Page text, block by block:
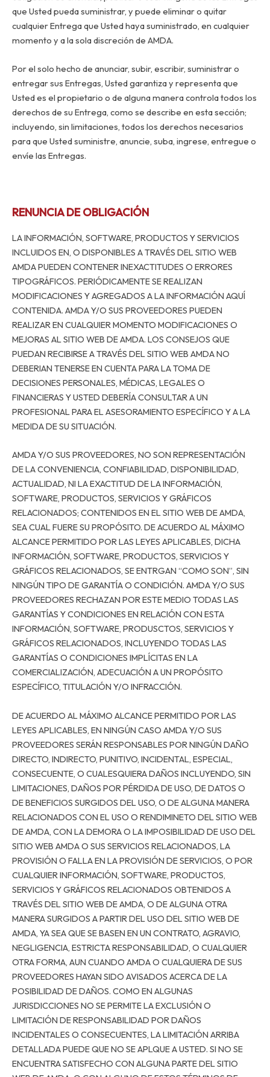
que Usted pueda suministrar, y puede eliminar o quitar
cualquier Entrega que Usted haya suministrado, en cualquier
momento y a la sola discreción de AMDA.
Por el solo hecho de anunciar, subir, escribir, suministrar o
entregar sus Entregas, Usted garantiza y representa que
Usted es el propietario o de alguna manera controla todos los
derechos de su Entrega, como se describe en esta sección;
incluyendo, sin limitaciones, todos los derechos necesarios
para que Usted suministre, anuncie, suba, ingrese, entregue o
envíe las Entregas.
RENUNCIA DE OBLIGACIÓN
LA INFORMACIÓN, SOFTWARE, PRODUCTOS Y SERVICIOS
INCLUIDOS EN, O DISPONIBLES A TRAVÉS DEL SITIO WEB
AMDA PUEDEN CONTENER INEXACTITUDES O ERRORES
TIPOGRÁFICOS. PERIÓDICAMENTE SE REALIZAN
MODIFICACIONES Y AGREGADOS A LA INFORMACIÓN AQUÍ
CONTENIDA. AMDA Y/O SUS PROVEEDORES PUEDEN
REALIZAR EN CUALQUIER MOMENTO MODIFICACIONES O
MEJORAS AL SITIO WEB DE AMDA. LOS CONSEJOS QUE
PUEDAN RECIBIRSE A TRAVÉS DEL SITIO WEB AMDA NO
DEBERIAN TENERSE EN CUENTA PARA LA TOMA DE
DECISIONES PERSONALES, MÉDICAS, LEGALES O
FINANCIERAS Y USTED DEBERÍA CONSULTAR A UN
PROFESIONAL PARA EL ASESORAMIENTO ESPECÍFICO Y A LA
MEDIDA DE SU SITUACIÓN.
AMDA Y/O SUS PROVEEDORES, NO SON REPRESENTACIÓN
DE LA CONVENIENCIA, CONFIABILIDAD, DISPONIBILIDAD,
ACTUALIDAD, NI LA EXACTITUD DE LA INFORMACIÓN,
SOFTWARE, PRODUCTOS, SERVICIOS Y GRÁFICOS
RELACIONADOS; CONTENIDOS EN EL SITIO WEB DE AMDA,
SEA CUAL FUERE SU PROPÓSITO. DE ACUERDO AL MÁXIMO
ALCANCE PERMITIDO POR LAS LEYES APLICABLES, DICHA
INFORMACIÓN, SOFTWARE, PRODUCTOS, SERVICIOS Y
GRÁFICOS RELACIONADOS, SE ENTRGAN “COMO SON”, SIN
NINGÚN TIPO DE GARANTÍA O CONDICIÓN. AMDA Y/O SUS
PROVEEDORES RECHAZAN POR ESTE MEDIO TODAS LAS
GARANTÍAS Y CONDICIONES EN RELACIÓN CON ESTA
INFORMACIÓN, SOFTWARE, PRODUSCTOS, SERVICIOS Y
GRÁFICOS RELACIONADOS, INCLUYENDO TODAS LAS
GARANTÍAS O CONDICIONES IMPLÍCITAS EN LA
COMERCIALIZACIÓN, ADECUACIÓN A UN PROPÓSITO
ESPECÍFICO, TITULACIÓN Y/O INFRACCIÓN.
DE ACUERDO AL MÁXIMO ALCANCE PERMITIDO POR LAS
LEYES APLICABLES, EN NINGÚN CASO AMDA Y/O SUS
PROVEEDORES SERÁN RESPONSABLES POR NINGÚN DAÑO
DIRECTO, INDIRECTO, PUNITIVO, INCIDENTAL, ESPECIAL,
CONSECUENTE, O CUALESQUIERA DAÑOS INCLUYENDO, SIN
LIMITACIONES, DAÑOS POR PÉRDIDA DE USO, DE DATOS O
DE BENEFICIOS SURGIDOS DEL USO, O DE ALGUNA MANERA
RELACIONADOS CON EL USO O RENDIMINETO DEL SITIO WEB
DE AMDA, CON LA DEMORA O LA IMPOSIBILIDAD DE USO DEL
SITIO WEB AMDA O SUS SERVICIOS RELACIONADOS, LA
PROVISIÓN O FALLA EN LA PROVISIÓN DE SERVICIOS, O POR
CUALQUIER INFORMACIÓN, SOFTWARE, PRODUCTOS,
SERVICIOS Y GRÁFICOS RELACIONADOS OBTENIDOS A
TRAVÉS DEL SITIO WEB DE AMDA, O DE ALGUNA OTRA
MANERA SURGIDOS A PARTIR DEL USO DEL SITIO WEB DE
AMDA, YA SEA QUE SE BASEN EN UN CONTRATO, AGRAVIO,
NEGLIGENCIA, ESTRICTA RESPONSABILIDAD, O CUALQUIER
OTRA FORMA, AUN CUANDO AMDA O CUALQUIERA DE SUS
PROVEEDORES HAYAN SIDO AVISADOS ACERCA DE LA
POSIBILIDAD DE DAÑOS. COMO EN ALGUNAS
JURISDICCIONES NO SE PERMITE LA EXCLUSIÓN O
LIMITACIÓN DE RESPONSABILIDAD POR DAÑOS
INCIDENTALES O CONSECUENTES, LA LIMITACIÓN ARRIBA
DETALLADA PUEDE QUE NO SE APLQUE A USTED. SI NO SE
ENCUENTRA SATISFECHO CON ALGUNA PARTE DEL SITIO